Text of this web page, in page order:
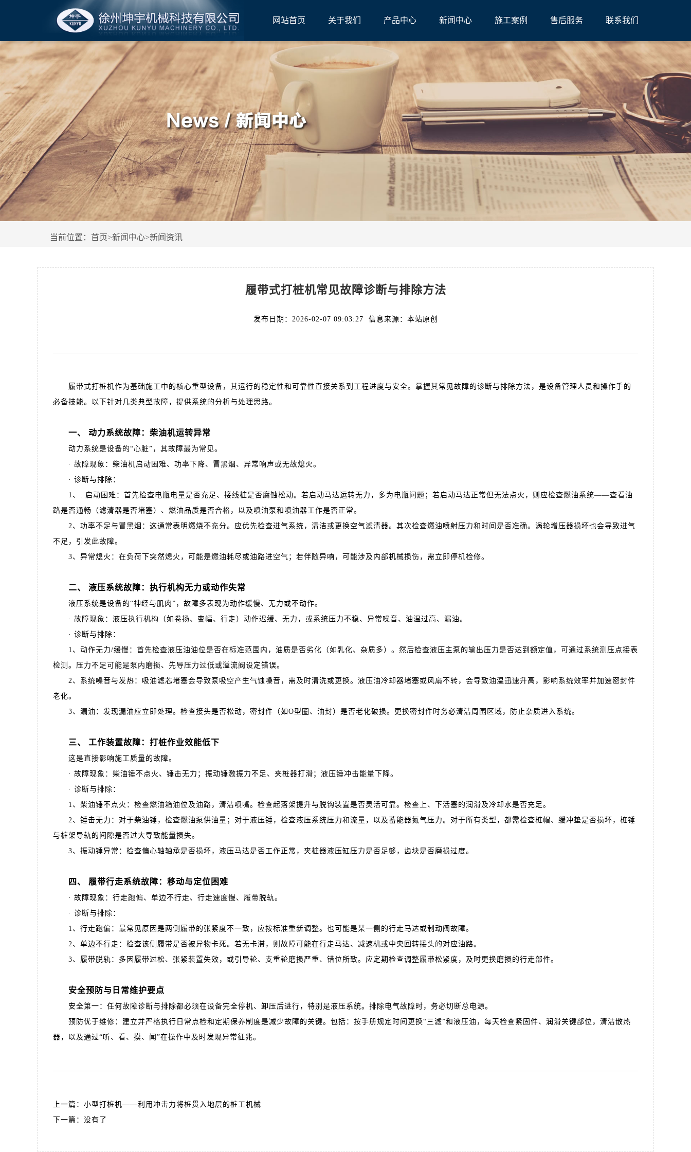
网站首页 关于我们 产品中心 新闻中心 施工案例 售后服务 联系我们
当前位置： 首页>新闻中心>新闻资讯
履带式打桩机常见故障诊断与排除方法
发布日期：2026-02-07 09:03:27 信息来源：本站原创
履带式打桩机作为基础施工中的核心重型设备，其运行的稳定性和可靠性直接关系到工程进度与安全。掌握其常见故障的诊断与排除方法，是设备管理人员和操作手的
必备技能。以下针对几类典型故障，提供系统的分析与处理思路。
一、 动力系统故障：柴油机运转异常
动力系统是设备的“心脏”，其故障最为常见。
· 故障现象：柴油机启动困难、功率下降、冒黑烟、异常响声或无故熄火。
· 诊断与排除：
1、. 启动困难：首先检查电瓶电量是否充足、接线桩是否腐蚀松动。若启动马达运转无力，多为电瓶问题；若启动马达正常但无法点火，则应检查燃油系统——查看油
路是否通畅（滤清器是否堵塞）、燃油品质是否合格，以及喷油泵和喷油器工作是否正常。
2、功率不足与冒黑烟：这通常表明燃烧不充分。应优先检查进气系统，清洁或更换空气滤清器。其次检查燃油喷射压力和时间是否准确。涡轮增压器损坏也会导致进气
不足，引发此故障。
3、异常熄火：在负荷下突然熄火，可能是燃油耗尽或油路进空气；若伴随异响，可能涉及内部机械损伤，需立即停机检修。
二、 液压系统故障：执行机构无力或动作失常
液压系统是设备的“神经与肌肉”，故障多表现为动作缓慢、无力或不动作。
· 故障现象：液压执行机构（如卷扬、变幅、行走）动作迟缓、无力，或系统压力不稳、异常噪音、油温过高、漏油。
· 诊断与排除：
1、动作无力/缓慢：首先检查液压油油位是否在标准范围内，油质是否劣化（如乳化、杂质多）。然后检查液压主泵的输出压力是否达到额定值，可通过系统测压点接表
检测。压力不足可能是泵内磨损、先导压力过低或溢流阀设定错误。
2、系统噪音与发热：吸油滤芯堵塞会导致泵吸空产生气蚀噪音，需及时清洗或更换。液压油冷却器堵塞或风扇不转，会导致油温迅速升高，影响系统效率并加速密封件
老化。
3、漏油：发现漏油应立即处理。检查接头是否松动，密封件（如O型圈、油封）是否老化破损。更换密封件时务必清洁周围区域，防止杂质进入系统。
三、 工作装置故障：打桩作业效能低下
这是直接影响施工质量的故障。
· 故障现象：柴油锤不点火、锤击无力；振动锤激振力不足、夹桩器打滑；液压锤冲击能量下降。
· 诊断与排除：
1、柴油锤不点火：检查燃油箱油位及油路，清洁喷嘴。检查起落架提升与脱钩装置是否灵活可靠。检查上、下活塞的润滑及冷却水是否充足。
2、锤击无力：对于柴油锤，检查燃油泵供油量；对于液压锤，检查液压系统压力和流量，以及蓄能器氮气压力。对于所有类型，都需检查桩帽、缓冲垫是否损坏，桩锤
与桩架导轨的间隙是否过大导致能量损失。
3、振动锤异常：检查偏心轴轴承是否损坏，液压马达是否工作正常，夹桩器液压缸压力是否足够，齿块是否磨损过度。
四、 履带行走系统故障：移动与定位困难
· 故障现象：行走跑偏、单边不行走、行走速度慢、履带脱轨。
· 诊断与排除：
1、行走跑偏：最常见原因是两侧履带的张紧度不一致，应按标准重新调整。也可能是某一侧的行走马达或制动阀故障。
2、单边不行走：检查该侧履带是否被异物卡死。若无卡滞，则故障可能在行走马达、减速机或中央回转接头的对应油路。
3、履带脱轨：多因履带过松、张紧装置失效，或引导轮、支重轮磨损严重、错位所致。应定期检查调整履带松紧度，及时更换磨损的行走部件。
安全预防与日常维护要点
安全第一：任何故障诊断与排除都必须在设备完全停机、卸压后进行，特别是液压系统。排除电气故障时，务必切断总电源。
预防优于维修：建立并严格执行日常点检和定期保养制度是减少故障的关键。包括：按手册规定时间更换“三滤”和液压油，每天检查紧固件、润滑关键部位，清洁散热
器，以及通过“听、看、摸、闻”在操作中及时发现异常征兆。
上一篇： 小型打桩机——利用冲击力将桩贯入地层的桩工机械
下一篇：没有了